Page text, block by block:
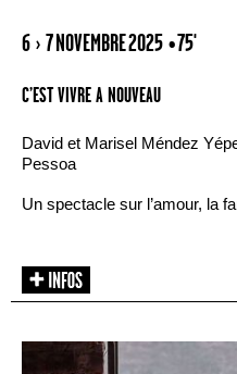
6 › 7 NOVEMBRE 2025 • 75'
C’EST VIVRE A NOUVEAU
David et Marisel Méndez
Pessoa
Un spectacle sur l’amour, la